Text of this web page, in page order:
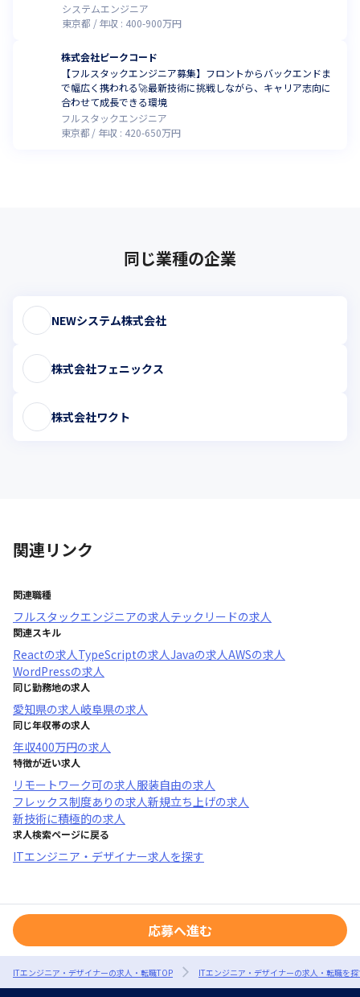
システムエンジニア
東京都
年収 : 400-900万円
株式会社ピークコード
【フルスタックエンジニア募集】フロントからバックエンドま
で幅広く携われる🚀最新技術に挑戦しながら、キャリア志向に
合わせて成長できる環境
フルスタックエンジニア
東京都
年収 : 420-650万円
同じ業種の企業
NEWシステム株式会社
株式会社フェニックス
株式会社ワクト
関連リンク
関連職種
フルスタックエンジニアの求人テックリードの求人
関連スキル
Reactの求人TypeScriptの求人Javaの求人AWSの求人
WordPressの求人
同じ勤務地の求人
愛知県の求人岐阜県の求人
同じ年収帯の求人
年収400万円の求人
特徴が近い求人
リモートワーク可の求人服装自由の求人
フレックス制度あり の求人新規立ち上げの求人
新技術に積極的の求人
求人検索ページに戻る
ITエンジニア・デザイナー求人を探す
応募へ進む
ITエンジニア・デザイナーの求人・転職TOP ITエンジニア・デザイナーの求人・転職を